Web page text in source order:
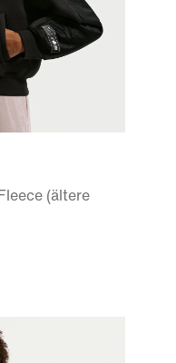
(ältere